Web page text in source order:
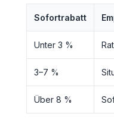
Sofortrabatt
Unter 3 %
3–7 %
Über 8 %